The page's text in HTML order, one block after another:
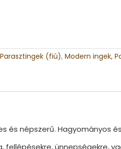
(fiú), Modern ingek,
és népszerű. Hagyományos
fellépésekre,